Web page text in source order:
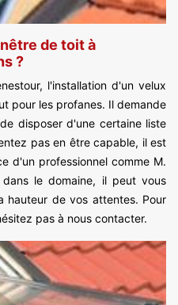
de toit à
?
l'installation d'un velux
pour les profanes. Il demande
disposer d'une certaine liste
pas en être capable, il est
d'un professionnel comme M.
le domaine, il peut vous
de vos attentes. Pour
pas à nous contacter.